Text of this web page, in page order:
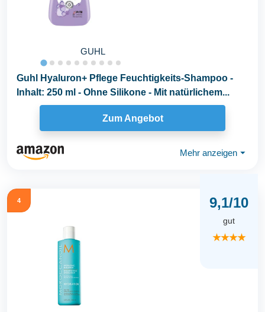
GUHL
Guhl Hyaluron+ Pflege Feuchtigkeits-Shampoo -
Inhalt: 250 ml - Ohne Silikone - Mit natürlichem...
Zum Angebot
Mehr anzeigen ⏷
4 9,1/10
gut
★★★★